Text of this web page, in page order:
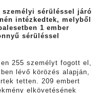
személyi sérüléssel járó
intézkedtek, melyből
1 ember
sérüléssel
255 személyt fogott el,
lévő körözés alapján,
tetten. 209 embert
elkövetésének